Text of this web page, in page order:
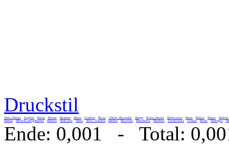
Druckstil
Vatra_Dornei Zugreni Rarau Barnar Brosteni Durau Ceahlau Bicaz Cheile_Bicazului Hangu Piatra_Neamt Bistricioara Borsa Botiza Sinaia
Busteni
Humor
Mitocul_Dragomirnei Bistrita Vadu_Izei Vama Valea_Viseului Medias Bucovina Maramures Moldova Transilvania Crisana Banat Dobrogea
Ende: 0,001 - Total: